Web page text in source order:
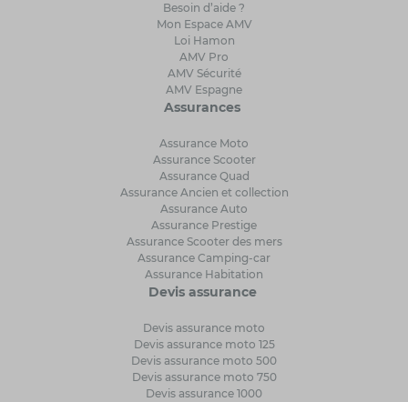
Besoin d’aide ?
Mon Espace AMV
Loi Hamon
AMV Pro
AMV Sécurité
AMV Espagne
Assurances
Assurance Moto
Assurance Scooter
Assurance Quad
Assurance Ancien et collection
Assurance Auto
Assurance Prestige
Assurance Scooter des mers
Assurance Camping-car
Assurance Habitation
Devis assurance
Devis assurance moto
Devis assurance moto 125
Devis assurance moto 500
Devis assurance moto 750
Devis assurance 1000